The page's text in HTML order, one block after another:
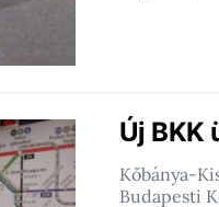
Új BKK
Kőbánya-
Budapesti